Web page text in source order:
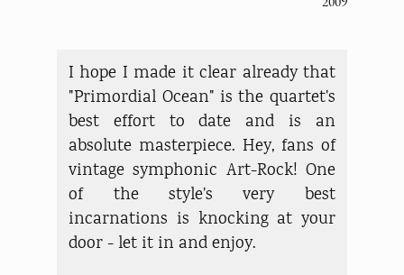
I hope I made it clear already that
"Primordial Ocean" is the quartet's
best effort to date and is an
absolute masterpiece. Hey, fans of
vintage symphonic Art-Rock! One
of the style's very best
incarnations is knocking at your
door - let it in and enjoy.